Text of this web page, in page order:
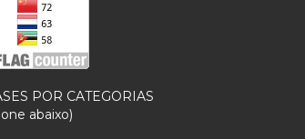
POR CATEGORIAS
abaixo)